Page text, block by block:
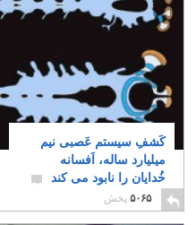
کَشفِ سیستم عَصبی نیم
میلیارد ساله، اَفسانه
خُدایان را نابود می کند
۵۰۶۵ پخش